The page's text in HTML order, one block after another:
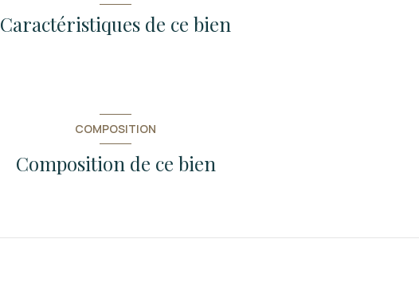
Caractéristiques de ce bien
COMPOSITION
Composition de ce bien